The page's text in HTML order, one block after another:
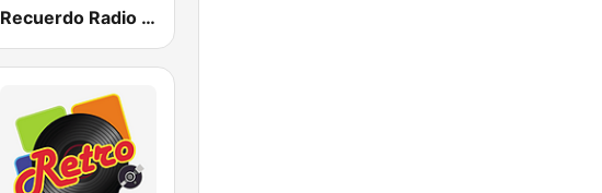
Recuerdo Radio Ecuador